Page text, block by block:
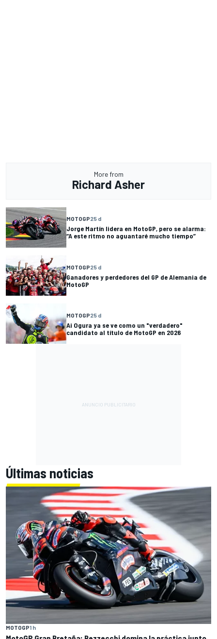
More from
Richard Asher
MOTOGP25 d
Jorge Martín lidera en MotoGP, pero se alarma:
“A este ritmo no aguantaré mucho tiempo”
MOTOGP25 d
Ganadores y perdedores del GP de Alemania de
MotoGP
MOTOGP25 d
Ai Ogura ya se ve como un "verdadero"
candidato al título de MotoGP en 2026
Últimas noticias
MOTOGP1 h